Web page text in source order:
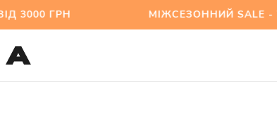
3000 ГРН МІЖСЕЗОННИЙ SALE - ТЕ,